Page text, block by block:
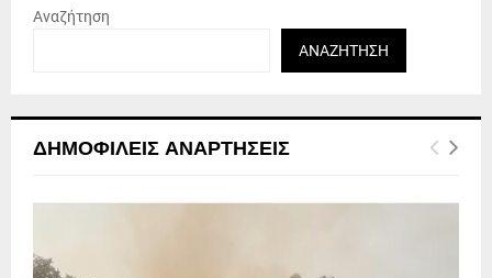
Αναζήτηση
ΑΝΑΖΉΤΗΣΗ
ΔΗΜΟΦΙΛΕΊΣ ΑΝΑΡΤΉΣΕΙΣ